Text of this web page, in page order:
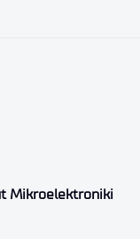
Mikroelektroniki